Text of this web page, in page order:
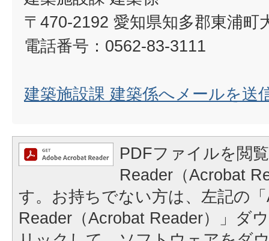
〒470-2192 愛知県知多郡東浦町
電話番号：0562-83-3111
建築施設課 建築係へメールを送
PDFファイルを閲
Reader（Acrobat
す。お持ちでない方は、左記の
Reader（Acrobat Reader）」ダ